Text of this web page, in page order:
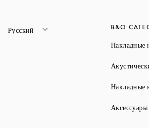
Русский B&O
Накладные
Накладные
Аксессуары